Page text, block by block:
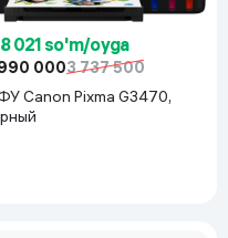
021 so'm/oyga
0003 737 500
Canon Pixma G3470,